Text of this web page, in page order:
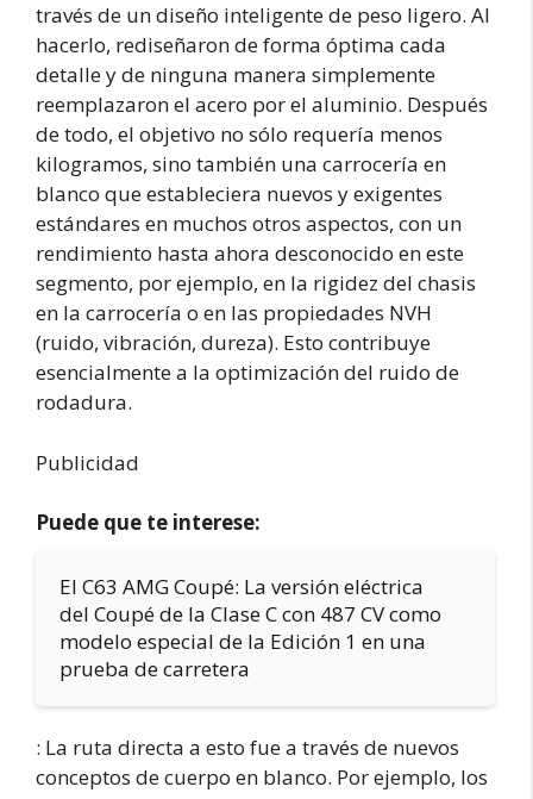
través de un diseño inteligente de peso ligero. Al
hacerlo, rediseñaron de forma óptima cada
detalle y de ninguna manera simplemente
reemplazaron el acero por el aluminio. Después
de todo, el objetivo no sólo requería menos
kilogramos, sino también una carrocería en
blanco que estableciera nuevos y exigentes
estándares en muchos otros aspectos, con un
rendimiento hasta ahora desconocido en este
segmento, por ejemplo, en la rigidez del chasis
en la carrocería o en las propiedades NVH
(ruido, vibración, dureza). Esto contribuye
esencialmente a la optimización del ruido de
rodadura.
Publicidad
Puede que te interese:
El C63 AMG Coupé: La versión eléctrica
del Coupé de la Clase C con 487 CV como
modelo especial de la Edición 1 en una
prueba de carretera
: La ruta directa a esto fue a través de nuevos
conceptos de cuerpo en blanco. Por ejemplo, los